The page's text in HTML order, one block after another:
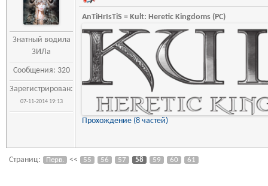
Знатный водила
ЗИЛа
Сообщения: 320
Зарегистрирован:
07-11-2014 19:13
AnTiHrIsTiS = Kult: Heretic Kingdoms (PC)
Прохождение (8 частей)
Страниц: Перв. << 55 56 57 58 59 60 61